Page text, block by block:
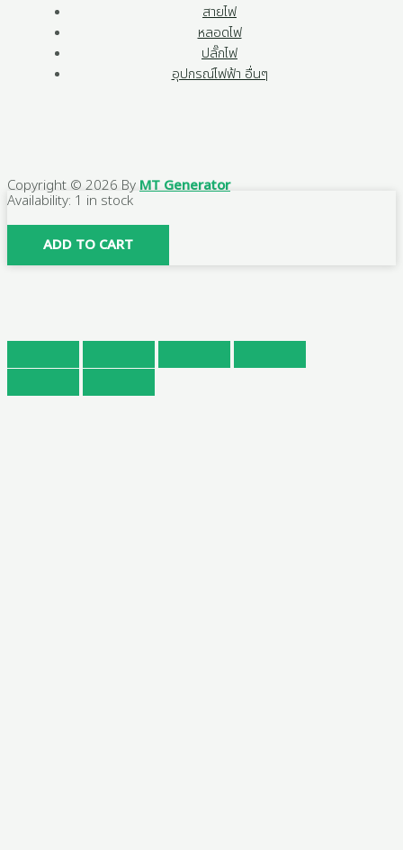
สายไฟ
หลอดไฟ
ปลั๊กไฟ
อุปกรณ์ไฟฟ้า อื่นๆ
Copyright © 2026 ByMT Generator
Availability: 1 in stock
ข้อ
ต่อ
ลด
มิล
(1นิ้ว)x(3/4หุน)
ADD TO CART